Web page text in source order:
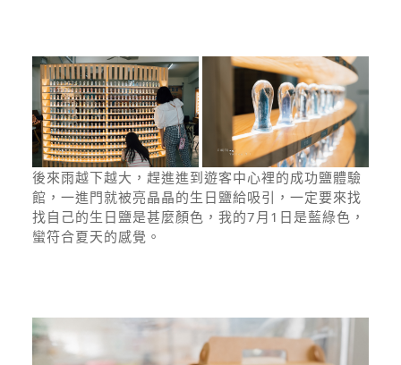
後來雨越下越大，趕進進到遊客中心裡的成功鹽體驗
館，一進門就被亮晶晶的生日鹽給吸引，一定要來找
找自己的生日鹽是甚麼顏色，我的7月1日是藍綠色，
蠻符合夏天的感覺。